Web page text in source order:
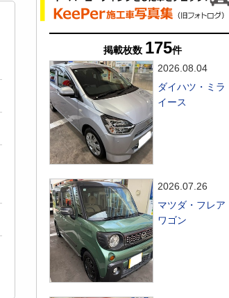
掲載枚数 175件
2026.08.04
ダイハツ・ミラ
イース
2026.07.26
マツダ・フレア
ワゴン